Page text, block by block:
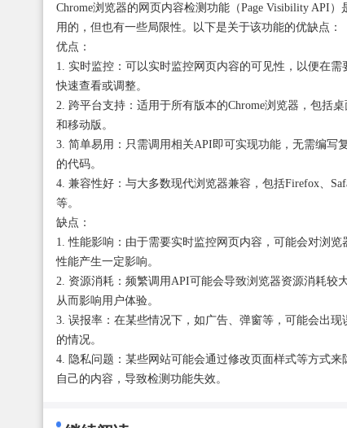
Chrome浏览器的网页内容检测功能（Page Visibility API）
用的，但也有一些局限性。以下是关于该功能的优缺点：
优点：
1. 实时监控：可以实时监控网页内容的可见性，以便在需
快速查看或调整。
2. 跨平台支持：适用于所有版本的Chrome浏览器，包括桌
和移动版。
3. 简单易用：只需调用相关API即可实现功能，无需编写
的代码。
4. 兼容性好：与大多数现代浏览器兼容，包括Firefox、
等。
缺点：
1. 性能影响：由于需要实时监控网页内容，可能会对浏览
性能产生一定影响。
2. 资源消耗：频繁调用API可能会导致浏览器资源消耗较大
从而影响用户体验。
3. 误报率：在某些情况下，如广告、弹窗等，可能会出现
的情况。
4. 隐私问题：某些网站可能会通过修改页面样式等方式来
自己的内容，导致检测功能失效。